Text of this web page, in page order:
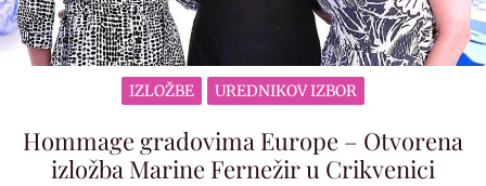
IZLOŽBE UREDNIKOV IZBOR
Hommage gradovima Europe – Otvorena
izložba Marine Fernežir u Crikvenici